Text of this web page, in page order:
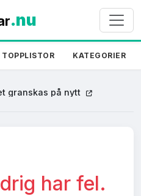
.nu
TOPPLISTOR KATEGORIER
granskas på nytt
har fel.